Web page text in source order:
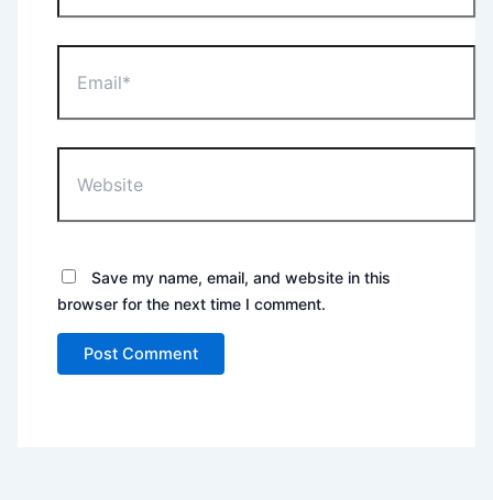
Save my name, email, and website in this
browser for the next time I comment.